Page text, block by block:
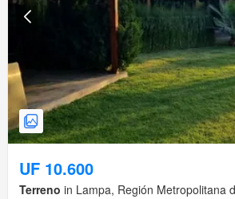
UF 10.600
Terreno in Lampa, Región Metropolitana